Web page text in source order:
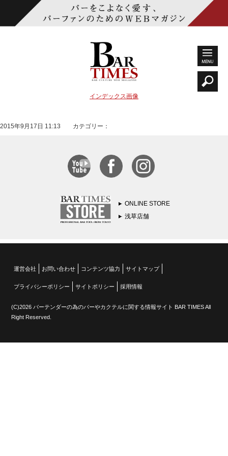
インデックス画像
2015年9月17日 11:13 カテゴリー：
ONLINE STORE
浅草店舗
運営会社 お問い合わせ コンテンツ協力 サイトマップ
プライバシーポリシー サイトポリシー 採用情報
(C)2026 バーテンダーの為のバーやカクテルに関する情報サイト BAR TIMES All
Right Reserved.